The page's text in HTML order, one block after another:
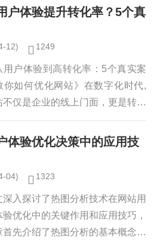
要性，热图分析工具（如Hotjar）
户体验提升转化率？5个真
12) 1249
用户体验到高转化率：5个真实案
你如何优化网站》在数字化时代,
不仅是企业的线上门面，更是转化
客户的关键渠道，许多企业投入大
源进行流量获取，却忽视了用户体
体验优化决策中的应用技
04) 1323
深入探讨了热图分析技术在网站用
验优化中的关键作用和应用技巧，
首先介绍了热图分析的基本概念、